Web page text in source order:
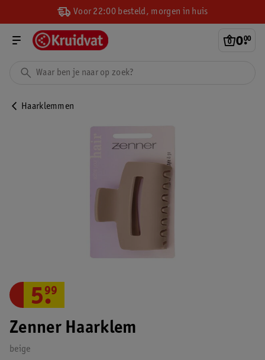
Voor 22:00 besteld, morgen in huis
0.
00
Haarklemmen
Zenner Haarklem
beige
5.
99